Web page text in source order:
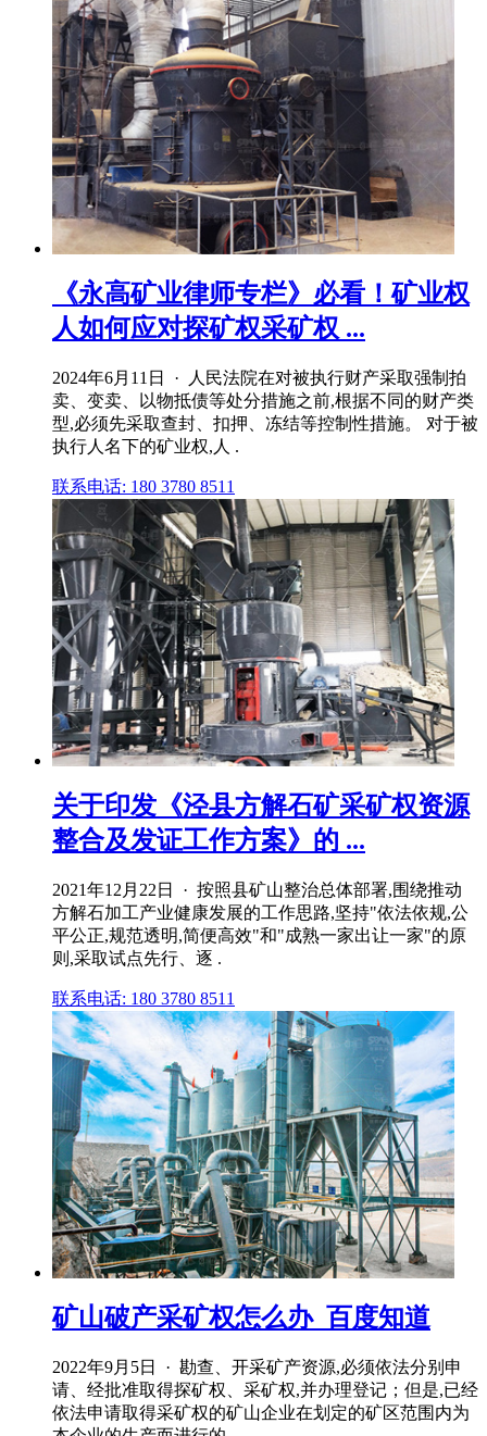
《永高矿业律师专栏》必看！矿业权
人如何应对探矿权采矿权 ...
2024年6月11日 · 人民法院在对被执行财产采取强制拍
卖、变卖、以物抵债等处分措施之前,根据不同的财产类
型,必须先采取查封、扣押、冻结等控制性措施。 对于被
执行人名下的矿业权,人 .
联系电话: 180 3780 8511
关于印发《泾县方解石矿采矿权资源
整合及发证工作方案》的 ...
2021年12月22日 · 按照县矿山整治总体部署,围绕推动
方解石加工产业健康发展的工作思路,坚持"依法依规,公
平公正,规范透明,简便高效"和"成熟一家出让一家"的原
则,采取试点先行、逐 .
联系电话: 180 3780 8511
矿山破产采矿权怎么办_百度知道
2022年9月5日 · 勘查、开采矿产资源,必须依法分别申
请、经批准取得探矿权、采矿权,并办理登记；但是,已经
依法申请取得采矿权的矿山企业在划定的矿区范围内为